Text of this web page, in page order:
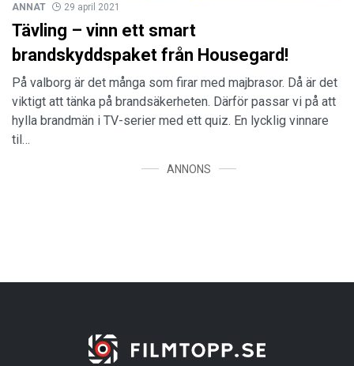
ANNAT 29 april 2021
Tävling – vinn ett smart
brandskyddspaket från Housegard!
På valborg är det många som firar med majbrasor. Då är det
viktigt att tänka på brandsäkerheten. Därför passar vi på att
hylla brandmän i TV-serier med ett quiz. En lycklig vinnare
til…
ANNONS